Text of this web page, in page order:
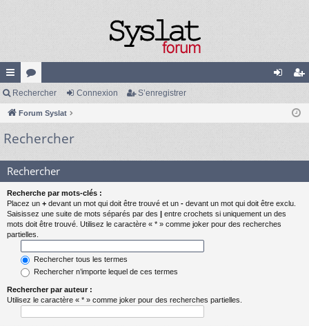
cc
ès
ra
de
or
u
m
nr
Rechercher Connexion S’enregistrer
Forum Syslat
Rechercher
Rechercher
Recherche par mots-clés :
Placez un + devant un mot qui doit être trouvé et un - devant un mot qui doit être exclu.
Saisissez une suite de mots séparés par des | entre crochets si uniquement un des
mots doit être trouvé. Utilisez le caractère « * » comme joker pour des recherches
partielles.
Rechercher tous les termes
Rechercher n’importe lequel de ces termes
Rechercher par auteur :
Utilisez le caractère « * » comme joker pour des recherches partielles.